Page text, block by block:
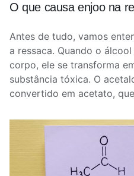
O que causa enjoo na
Antes de tudo, vamos
a ressaca. Quando o
corpo, ele se transforma
substância tóxica. O
convertido em acetato,